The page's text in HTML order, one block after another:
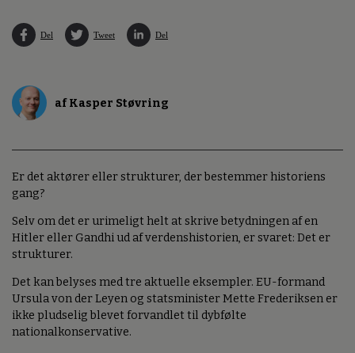
Del Tweet Del
af Kasper Støvring
Er det aktører eller strukturer, der bestemmer historiens
gang?
Selv om det er urimeligt helt at skrive betydningen af en
Hitler eller Gandhi ud af verdenshistorien, er svaret: Det er
strukturer.
Det kan belyses med tre aktuelle eksempler. EU-formand
Ursula von der Leyen og statsminister Mette Frederiksen er
ikke pludselig blevet forvandlet til dybfølte
nationalkonservative.